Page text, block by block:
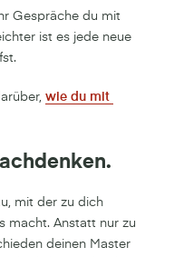
Gespräche du mit
ist es jede neue
wie du mit
mit der zu dich
macht. Anstatt nur zu
deinen Master